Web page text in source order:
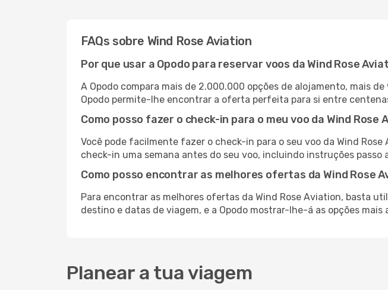
FAQs sobre Wind Rose Aviation
Por que usar a Opodo para reservar voos da Wind Rose
A Opodo compara mais de 2.000.000 opções de alojamento, mais
Opodo permite-lhe encontrar a oferta perfeita para si entre
Como posso fazer o check-in para o meu voo da Wind Rose
Você pode facilmente fazer o check-in para o seu voo da Wind
check-in uma semana antes do seu voo, incluindo instruções passo
Como posso encontrar as melhores ofertas da Wind Rose
Para encontrar as melhores ofertas da Wind Rose Aviation, basta
destino e datas de viagem, e a Opodo mostrar-lhe-á as opções mais
Planear a tua viagem